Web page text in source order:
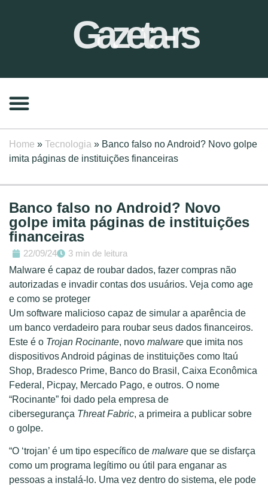
Gazeta-rs
Home » Tecnologia » Banco falso no Android? Novo golpe
imita páginas de instituições financeiras
Banco falso no Android? Novo
golpe imita páginas de instituições
financeiras
22/09/24
3 min de leitura
Malware é capaz de roubar dados, fazer compras não
autorizadas e invadir contas dos usuários. Veja como age
e como se proteger
Um software malicioso capaz de simular a aparência de
um banco verdadeiro para roubar seus dados financeiros.
Este é o Trojan Rocinante, novo malware que imita nos
dispositivos Android páginas de instituições como Itaú
Shop, Bradesco Prime, Banco do Brasil, Caixa Econômica
Federal, Picpay, Mercado Pago, e outros. O nome
“Rocinante” foi dado pela empresa de
cibersegurança Threat Fabric, a primeira a publicar sobre
o golpe.
“O ‘trojan’ é um tipo específico de malware que se disfarça
como um programa legítimo ou útil para enganar as
pessoas a instalá-lo. Uma vez dentro do sistema, ele pode